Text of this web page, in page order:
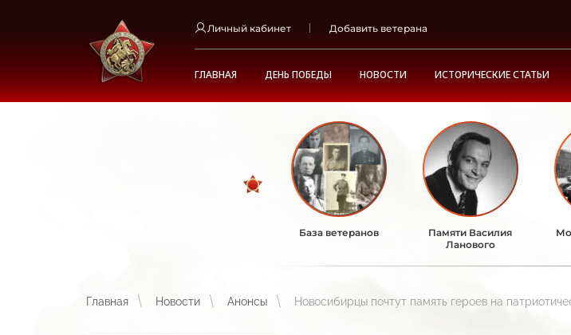
Личный кабинет Добавить ветерана
ГЛАВНАЯ ДЕНЬ ПОБЕДЫ НОВОСТИ ИСТОРИЧЕСКИЕ СТАТЬИ
База ветеранов
Памяти Василия
Ланового
Главная Новости Анонсы Новосибирцы почтут память героев на